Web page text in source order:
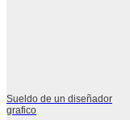
Sueldo de un diseñador
grafico